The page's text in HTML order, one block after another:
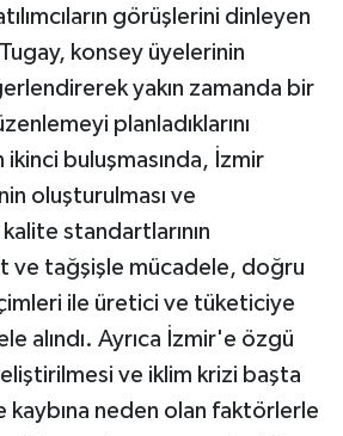
görüşlerini dinleyen
konsey üyelerinin
yakın zamanda bir
planladıklarını
ikinci buluşmasında, İzmir
oluşturulması ve
kalite standartlarının
ve tağşişle mücadele, doğru
ile üretici ve tüketiciye
alındı. Ayrıca İzmir'e özgü
ve iklim krizi başta
kaybına neden olan faktörlerle